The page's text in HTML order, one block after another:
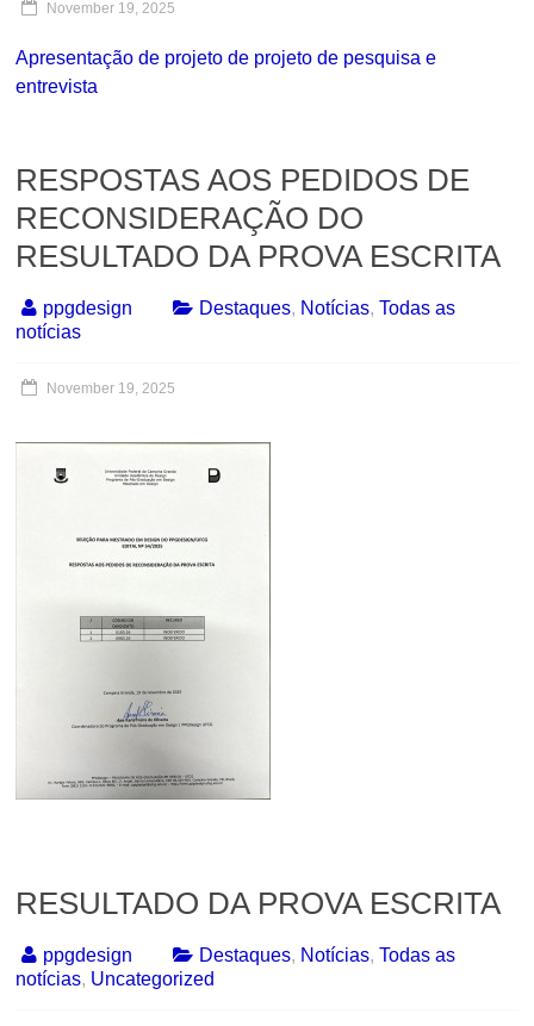
November 19, 2025
Apresentação de projeto de projeto de pesquisa e
entrevista
RESPOSTAS AOS PEDIDOS DE
RECONSIDERAÇÃO DO
RESULTADO DA PROVA ESCRITA
ppgdesign Destaques, Notícias,Todas as
notícias
November 19, 2025
RESULTADO DA PROVA ESCRITA
ppgdesign Destaques, Notícias,Todas as
notícias, Uncategorized